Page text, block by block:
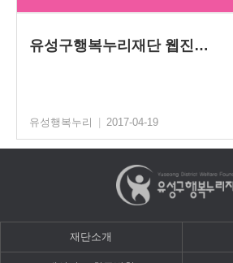
유성구행복누리재단 웹진…
유성행복누리 2017-04-19
재단소개